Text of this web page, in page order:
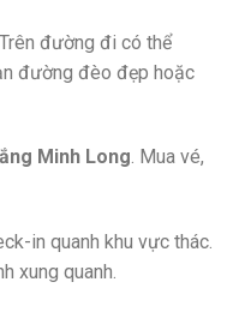
đường đi có thể
đường đèo đẹp hoặc
Minh Long. Mua vé,
in quanh khu vực thác.
xung quanh.